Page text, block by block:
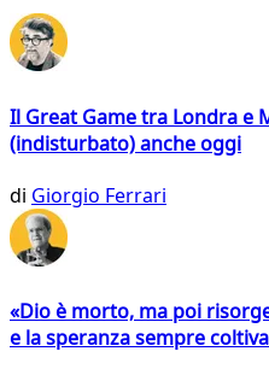
Il Great Game tra Londra e
(indisturbato) anche oggi
di Giorgio Ferrari
«Dio è morto, ma poi
e la speranza sempre